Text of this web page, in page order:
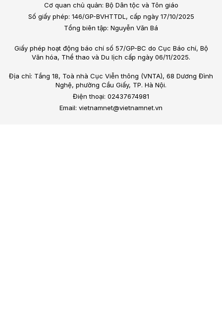
Cơ quan chủ quản: Bộ Dân tộc và Tôn giáo
Số giấy phép: 146/GP-BVHTTDL, cấp ngày 17/10/2025
Tổng biên tập: Nguyễn Văn Bá
Giấy phép hoạt động báo chí số 57/GP-BC do Cục Báo chí, Bộ
Văn hóa, Thể thao và Du lịch cấp ngày 06/11/2025.
Địa chỉ: Tầng 18, Toà nhà Cục Viễn thông (VNTA), 68 Dương Đình
Nghệ, phường Cầu Giấy, TP. Hà Nội.
Điện thoại: 02437674981
Email: vietnamnet@vietnamnet.vn